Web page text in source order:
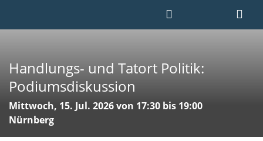
Handlungs- und Tatort Politik:
Podiumsdiskussion
Mittwoch, 15. Jul. 2026 von 17:30 bis 19:00
Nürnberg